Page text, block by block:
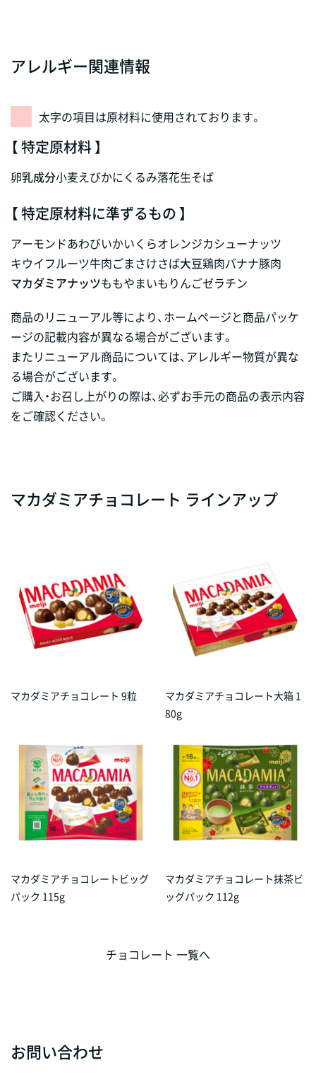
アレルギー関連情報
太字の項目は原材料に使用されております。
【 特定原材料 】
卵乳成分小麦えびかにくるみ落花生そば
【 特定原材料に準ずるもの 】
アーモンドあわびいかいくらオレンジカシューナッツ
キウイフルーツ牛肉ごまさけさば大豆鶏肉バナナ豚肉
マカダミアナッツももやまいも りんごゼラチン
商品のリニューアル等により、ホームページと商品パッケ
ージの記載内容が異なる場合がございます。
またリニューアル商品については、アレルギー物質が異な
る場合がございます。
ご購入・お召し上がりの際は、必ずお手元の商品の表示内容
をご確認ください。
マカダミアチョコレート ラインアップ
マカダミアチョコレート 9粒
マカダミアチョコレート大箱 1
80g
マカダミアチョコレートビッグ
パック 115g
マカダミアチョコレート抹茶ビ
ッグパック 112g
チョコレート 一覧へ
お問い合わせ